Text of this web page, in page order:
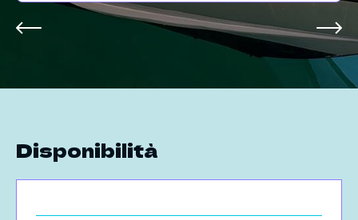
Disponibilità